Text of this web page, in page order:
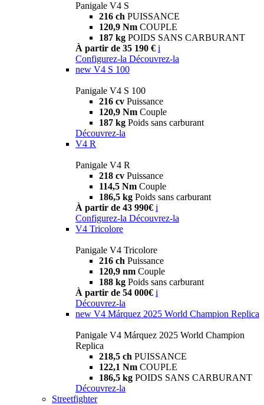
Panigale V4 S
216 ch PUISSANCE
120,9 Nm COUPLE
187 kg POIDS SANS CARBURANT
À partir de 35 190 € i
Configurez-la Découvrez-la
new V4 S 100
Panigale V4 S 100
216 cv Puissance
120,9 Nm Couple
187 kg Poids sans carburant
Découvrez-la
V4 R
Panigale V4 R
218 cv Puissance
114,5 Nm Couple
186,5 kg Poids sans carburant
À partir de 43 990€ i
Configurez-la Découvrez-la
V4 Tricolore
Panigale V4 Tricolore
216 ch Puissance
120,9 nm Couple
188 kg Poids sans carburant
À partir de 54 000€ i
Découvrez-la
new V4 Márquez 2025 World Champion Replica
Panigale V4 Márquez 2025 World Champion
Replica
218,5 ch PUISSANCE
122,1 Nm COUPLE
186,5 kg POIDS SANS CARBURANT
Découvrez-la
Streetfighter